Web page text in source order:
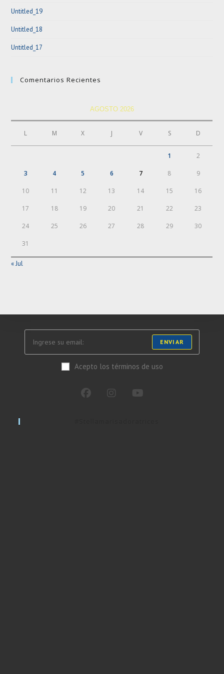
Untitled_19
Untitled_18
Untitled_17
Comentarios Recientes
AGOSTO 2026
L M X J V S D
1 2
3 4 5 6 7 8 9
10 11 12 13 14 15 16
17 18 19 20 21 22 23
24 25 26 27 28 29 30
31
« Jul
ENVIAR
Acepto los términos de uso